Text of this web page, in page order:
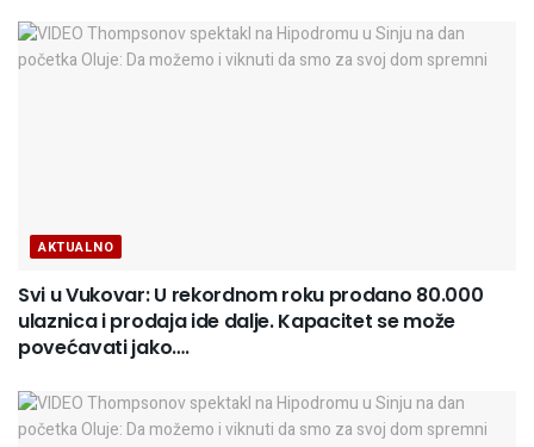
AKTUALNO
Svi u Vukovar: U rekordnom roku prodano 80.000
ulaznica i prodaja ide dalje. Kapacitet se može
povećavati jako….